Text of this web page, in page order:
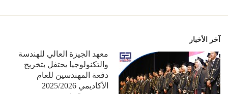
آخر الأخبار
معهد الجيزة العالي للهندسة
والتكنولوجيا يحتفل بتخريج
دفعة المهندسين للعام
الأكاديمي 2025/2026